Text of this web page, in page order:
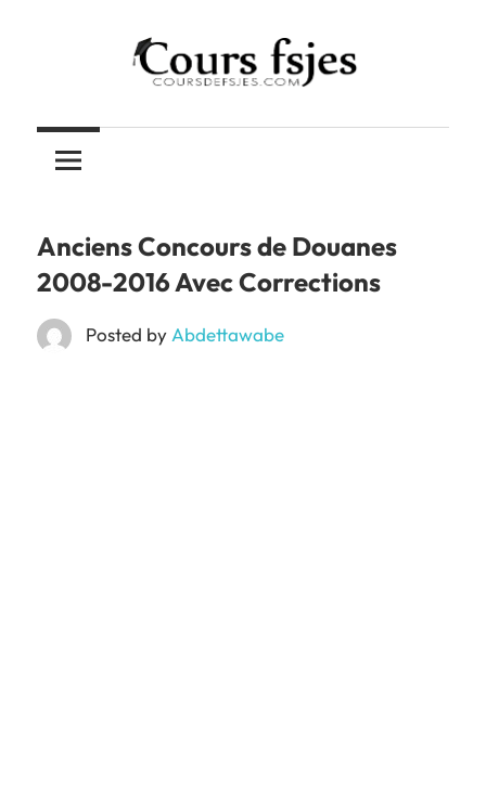
COURS
FSJES
vos
cours
ENCG
Anciens Concours de Douanes
2008-2016 Avec Corrections
Posted by Abdettawabe